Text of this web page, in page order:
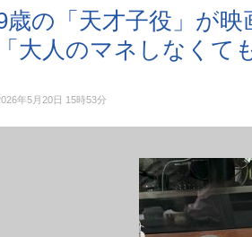
歳の「天才子役」が
「大人のマネしなくて
年5月20日 15時53分